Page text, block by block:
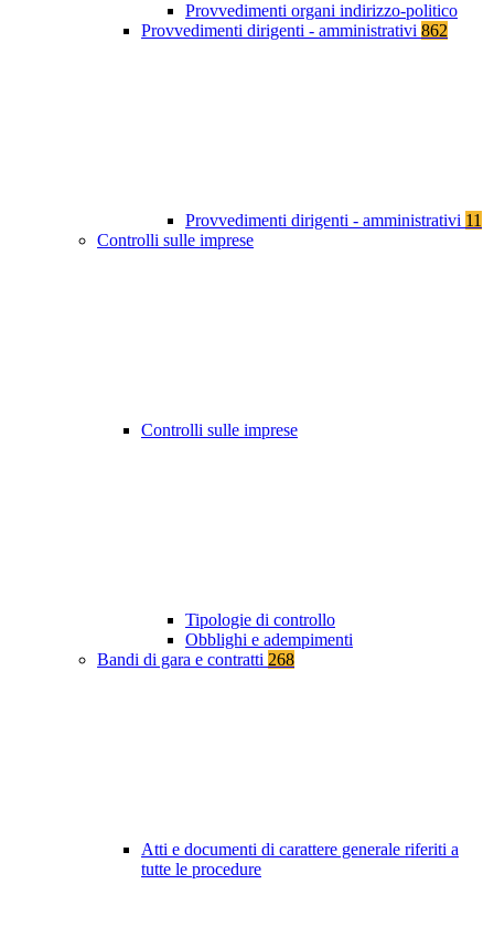
Provvedimenti organi indirizzo-politico
Provvedimenti dirigenti - amministrativi 862
Provvedimenti dirigenti - amministrativi 11
Controlli sulle imprese
Controlli sulle imprese
Tipologie di controllo
Obblighi e adempimenti
Bandi di gara e contratti 268
Atti e documenti di carattere generale riferiti a
tutte le procedure